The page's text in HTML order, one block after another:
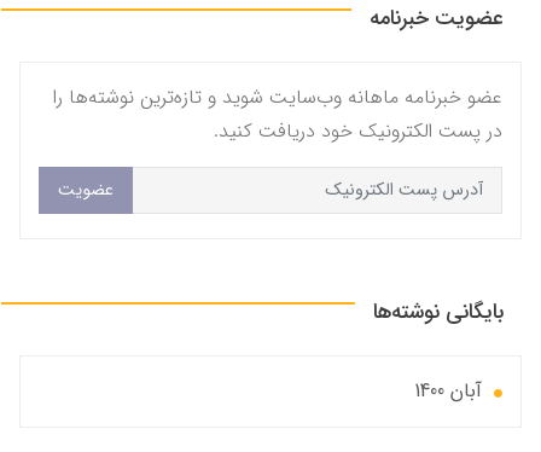
عضویت خبرنامه
عضو خبرنامه ماهانه وب‌سایت شوید و تازه‌ترین نوشته‌ها را
در پست الکترونیک خود دریافت کنید.
عضویت
بایگانی نوشته‌ها
آبان 1400